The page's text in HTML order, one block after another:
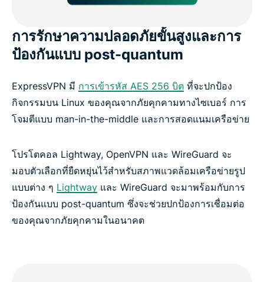
การรักษาความปลอดภัยขั้นสูงและการ
ป้องกันแบบ post-quantum
ExpressVPN มี การเข้ารหัส AES 256 บิต ที่จะปกป้อง
กิจกรรมบน Linux ของคุณจากภัยคุกคามทางไซเบอร์ การ
โจมตีแบบ man-in-the-middle และการสอดแนมเครือข่าย
โปรโตคอล Lightway, OpenVPN และ WireGuard จะ
มอบตัวเลือกที่ยืดหยุ่นไว้สำหรับสภาพแวดล้อมเครือข่ายรูป
แบบต่าง ๆ Lightway และ WireGuard จะมาพร้อมกับการ
ป้องกันแบบ post-quantum ซึ่งจะช่วยปกป้องการเชื่อมต่อ
ของคุณจากภัยคุกคามในอนาคต